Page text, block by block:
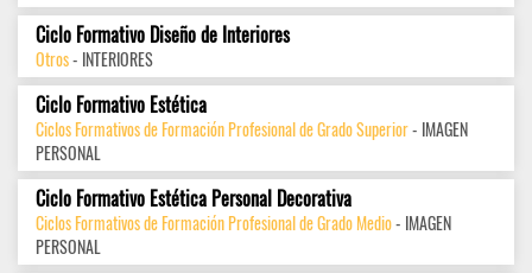
Ciclo Formativo Diseño de Interiores
Otros- INTERIORES
Ciclo Formativo Estética
Ciclos Formativos de Formación Profesional de Grado Superior- IMAGEN
PERSONAL
Ciclo Formativo Estética Personal Decorativa
Ciclos Formativos de Formación Profesional de Grado Medio- IMAGEN
PERSONAL